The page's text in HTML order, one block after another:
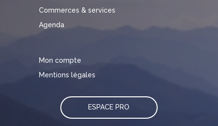
Commerces & services
Agenda
Mon compte
Mentions légales
ESPACE PRO